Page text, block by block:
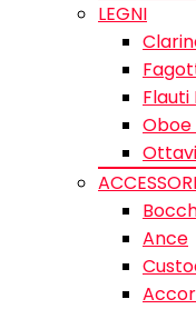
LEGNI
Flauti
ACCESSORI
Ance